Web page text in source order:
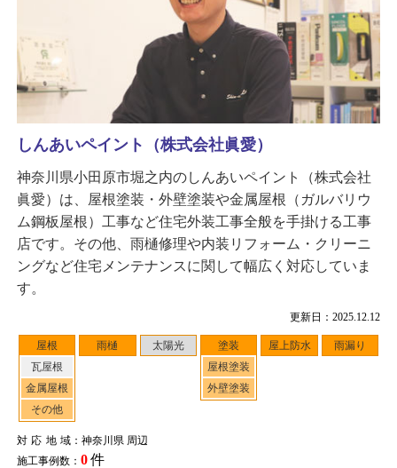
更新日：2025.12.12
屋根
瓦屋根
金属屋根
その他
雨樋 太陽光
塗装
屋根塗装
外壁塗装
屋上防水 雨漏り
対応地域：神奈川県 周辺
施工事例数： 0件
しんあいペイント（株式会社眞愛）
神奈川県小田原市堀之内のしんあいペイント（株式会社
眞愛）は、屋根塗装・外壁塗装や金属屋根（ガルバリウ
ム鋼板屋根）工事など住宅外装工事全般を手掛ける工事
店です。その他、雨樋修理や内装リフォーム・クリーニ
ングなど住宅メンテナンスに関して幅広く対応していま
す。